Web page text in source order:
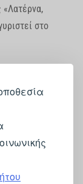
«Λατέρνα,
στο